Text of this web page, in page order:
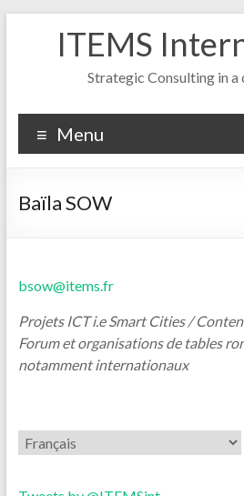
ITEMS
Strategic Consulting in
Menu
Baïla SOW
bsow@items.fr
Projets ICT i.e Smart Cities /
Forum et organisations de tables
notamment internationaux